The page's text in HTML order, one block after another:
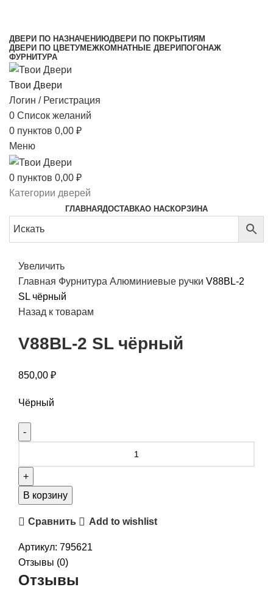
ДВЕРИ ПО НАЗНАЧЕНИЮДВЕРИ ПО ПОКРЫТИЯМ
ДВЕРИ ПО ЦВЕТУМЕЖКОМНАТНЫЕ ДВЕРИ ПОГОНАЖ
ФУРНИТУРА
Твои Двери
Логин / Регистрация
0 Список желаний
0 пунктов 0,00 ₽
Меню
0 пунктов 0,00 ₽
Категории дверей
ГЛАВНАЯДОСТАВКАО НАСКОРЗИНА
Увеличить
Главная Фурнитура Алюминиевые ручки V88BL-2
SL чёрный
Назад к товарам
V88BL-2 SL чёрный
850,00 ₽
Чёрный
В корзину
Сравнить Add to wishlist
Артикул: 795621
Отзывы (0)
Отзывы